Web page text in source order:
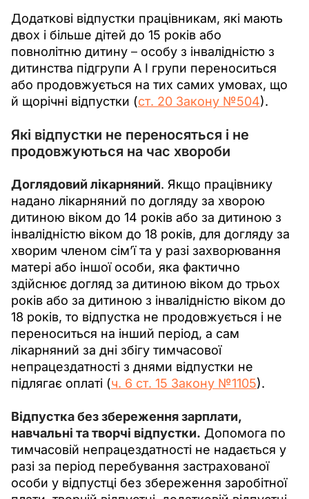
Додаткові відпустки працівникам, які мають
двох і більше дітей до 15 років або
повнолітню дитину – особу з інвалідністю з
дитинства підгрупи А I групи переноситься
або продовжується на тих самих умовах, що
й щорічні відпустки (ст. 20 Закону №504).
Які відпустки не переносяться і не
продовжуються на час хвороби
Доглядовий лікарняний. Якщо працівнику
надано лікарняний по догляду за хворою
дитиною віком до 14 років або за дитиною з
інвалідністю віком до 18 років, для догляду за
хворим членом сім’ї та у разі захворювання
матері або іншої особи, яка фактично
здійснює догляд за дитиною віком до трьох
років або за дитиною з інвалідністю віком до
18 років, то відпустка не продовжується і не
переноситься на інший період, а сам
лікарняний за дні збігу тимчасової
непрацездатності з днями відпустки не
підлягає оплаті (ч. 6 ст. 15 Закону №1105).
Відпустка без збереження зарплати,
навчальні та творчі відпустки. Допомога по
тимчасовій непрацездатності не надається у
разі за період перебування застрахованої
особи у відпустці без збереження заробітної